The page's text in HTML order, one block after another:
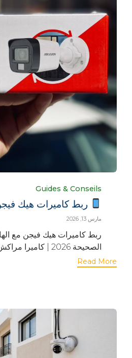
Category
Guides & Conseils
ربط كاميرات هيك
مارس 13, 2026
ربط كاميرات هيك فيجن مع
الصحيحة 2026 | كاميرا مراكش
Read More